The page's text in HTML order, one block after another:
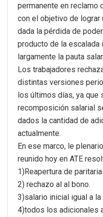
permanente en reclamo
con el objetivo de lograr
dada la pérdida de
producto de la escalada
largamente la pauta
Los trabajadores
distintas versiones
los últimos días, ya que
recomposición salarial
dados la cantidad de
actualmente.
En ese marco, le
reunido hoy en ATE
1)Reapertura de
2) rechazo al al bono.
3)salario inicial igual a la
4)todos los adicionales